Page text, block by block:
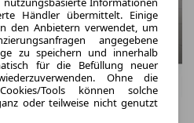
Händler übermittelt. Einige
den Anbietern verwendet, um
angegebene
zu speichern und innerhalb
für die Befüllung neuer
Ohne die
Tools können solche
oder teilweise nicht genutzt